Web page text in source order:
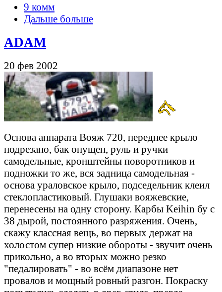
9 комм
Дальше больше
ADAM
20 фев 2002
Основа аппарата Вояж 720, переднее крыло
подрезано, бак опущен, руль и ручки
самодельные, кронштейны поворотников и
подножки то же, вся задница самодельная -
основа ураловское крыло, подседельник клеил
стеклопластиковый. Глушаки вояжевские,
перенесены на одну сторону. Карбы Keihin бу с
38 дырой, постоянного разряжения. Очень,
скажу классная вещь, во первых держат на
холостом супер низкие обороты - звучит очень
прикольно, а во вторых можно резко
"педалировать" - во всём диапазоне нет
провалов и мощный ровный разгон. Покраску